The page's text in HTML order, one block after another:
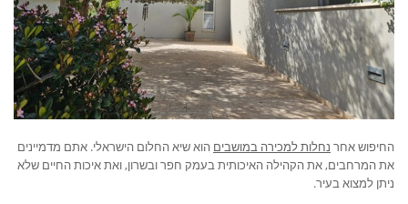
החיפוש אחר נחלות למכירה במושבים הוא שיא החלום הישראלי. אתם מדמיינים
את המרחבים, את הקהילה האיכותית בעמק חפר ובשרון, ואת איכות החיים שלא
ניתן למצוא בעיר.